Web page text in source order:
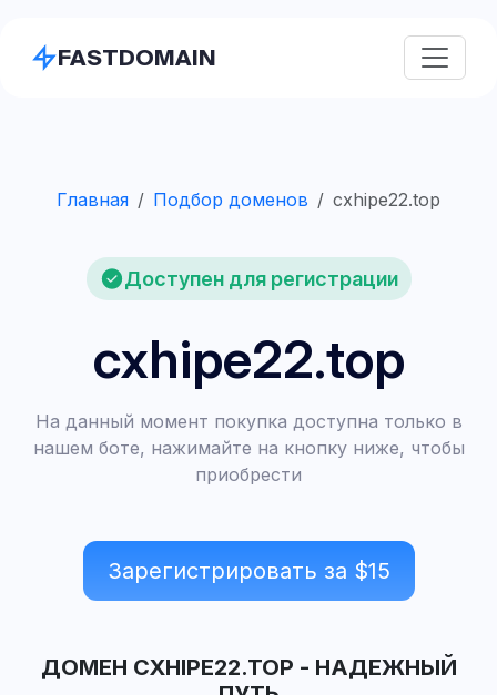
FASTDOMAIN
Главная Подбор доменов cxhipe22.top
Доступен для регистрации
cxhipe22.top
На данный момент покупка доступна только в
нашем боте, нажимайте на кнопку ниже, чтобы
приобрести
Зарегистрировать за $15
ДОМЕН CXHIPE22.TOP - НАДЕЖНЫЙ